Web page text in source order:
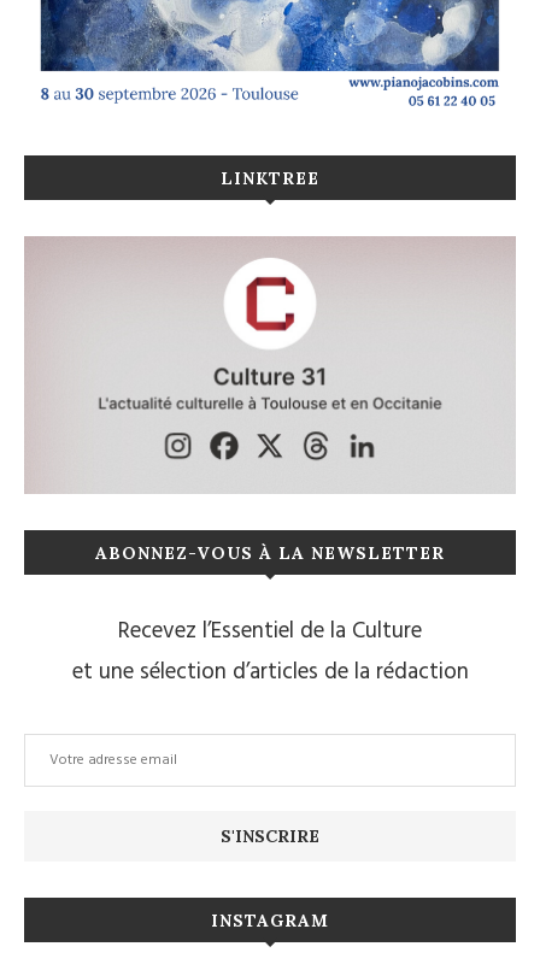
LINKTREE
ABONNEZ-VOUS À LA NEWSLETTER
Recevez l’Essentiel de la Culture
et une sélection d’articles de la rédaction
INSTAGRAM